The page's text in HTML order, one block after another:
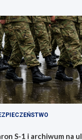
S-1 i archiwum na ul.